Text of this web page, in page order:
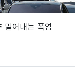
밀어내는 폭염